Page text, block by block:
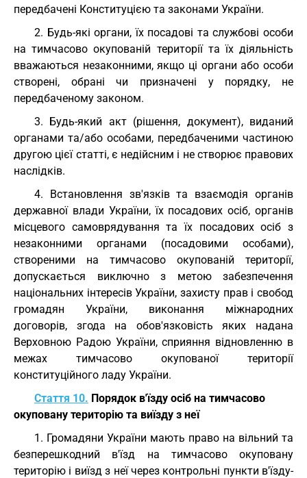
передбачені Конституцією та законами України.
2. Будь-які органи, їх посадові та службові особи
на тимчасово окупованій території та їх діяльність
вважаються незаконними, якщо ці органи або особи
створені, обрані чи призначені у порядку, не
передбаченому законом.
3. Будь-який акт (рішення, документ), виданий
органами та/або особами, передбаченими частиною
другою цієї статті, є недійсним і не створює правових
наслідків.
4. Встановлення зв'язків та взаємодія органів
державної влади України, їх посадових осіб, органів
місцевого самоврядування та їх посадових осіб з
незаконними органами (посадовими особами),
створеними на тимчасово окупованій території,
допускається виключно з метою забезпечення
національних інтересів України, захисту прав і свобод
громадян України, виконання міжнародних
договорів, згода на обов'язковість яких надана
Верховною Радою України, сприяння відновленню в
межах тимчасово окупованої території
конституційного ладу України.
Стаття 10. Порядок в'їзду осіб на тимчасово
окуповану територію та виїзду з неї
1. Громадяни України мають право на вільний та
безперешкодний в'їзд на тимчасово окуповану
територію і виїзд з неї через контрольні пункти в'їзду-